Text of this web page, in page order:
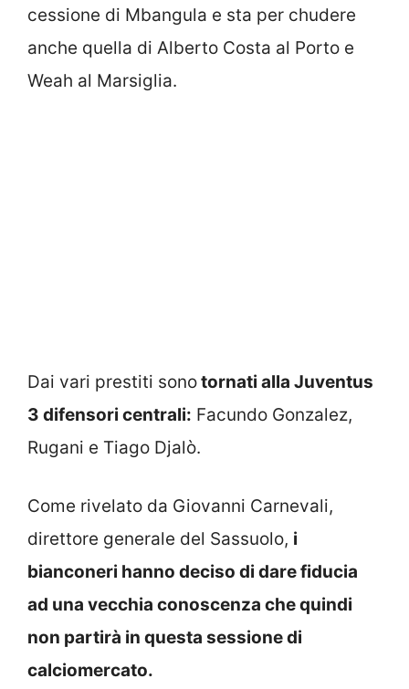
cessione di Mbangula e sta per chudere
anche quella di Alberto Costa al Porto e
Weah al Marsiglia.
Dai vari prestiti sonotornati alla Juventus
3 difensori centrali: Facundo Gonzalez,
Rugani e Tiago Djalò.
Come rivelato da Giovanni Carnevali,
direttore generale del Sassuolo, i
bianconeri hanno deciso di dare fiducia
ad una vecchia conoscenza che quindi
non partirà in questa sessione di
calciomercato.